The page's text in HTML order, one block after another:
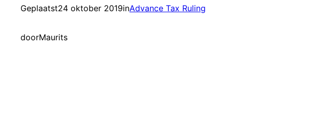
Geplaatst24 oktober 2019inAdvance Tax Ruling
doorMaurits